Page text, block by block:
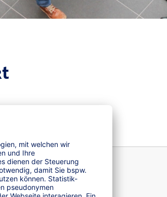
in einem Vertrag ab.